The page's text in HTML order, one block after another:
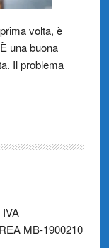
volta, è
una buona
Il problema
MB-1900210